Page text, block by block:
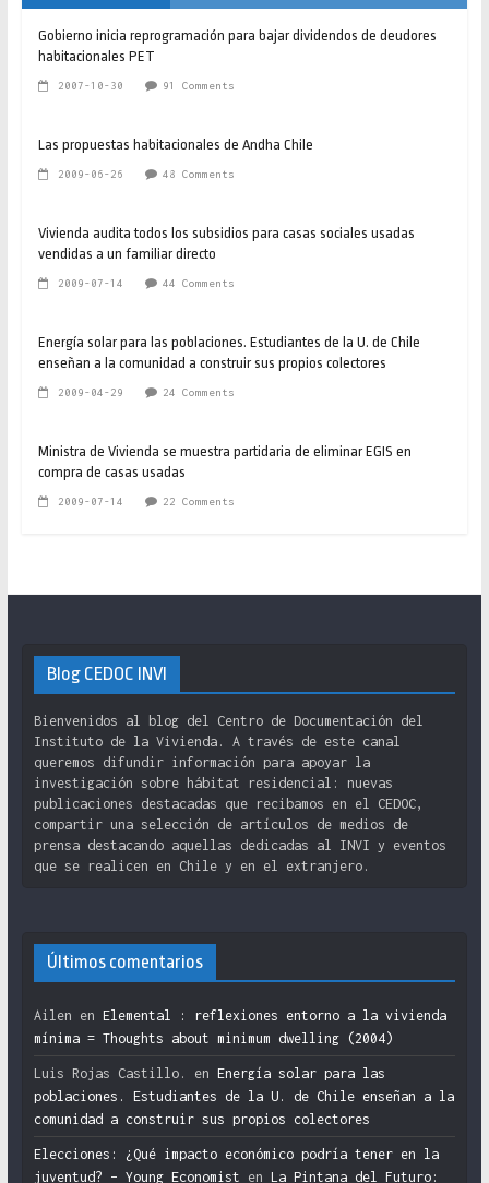
Gobierno inicia reprogramación para bajar dividendos de deudores
habitacionales PET
2007-10-30 91 Comments
Las propuestas habitacionales de Andha Chile
2009-06-26 48 Comments
Vivienda audita todos los subsidios para casas sociales usadas
vendidas a un familiar directo
2009-07-14 44 Comments
Energía solar para las poblaciones. Estudiantes de la U. de Chile
enseñan a la comunidad a construir sus propios colectores
2009-04-29 24 Comments
Ministra de Vivienda se muestra partidaria de eliminar EGIS en
compra de casas usadas
2009-07-14 22 Comments
Blog CEDOC INVI
Bienvenidos al blog del Centro de Documentación del
Instituto de la Vivienda. A través de este canal
queremos difundir información para apoyar la
investigación sobre hábitat residencial: nuevas
publicaciones destacadas que recibamos en el CEDOC,
compartir una selección de artículos de medios de
prensa destacando aquellas dedicadas al INVI y eventos
que se realicen en Chile y en el extranjero.
Últimos comentarios
Ailen en Elemental : reflexiones entorno a la vivienda
mínima = Thoughts about minimum dwelling (2004)
Luis Rojas Castillo. en Energía solar para las
poblaciones. Estudiantes de la U. de Chile enseñan a la
comunidad a construir sus propios colectores
Elecciones: ¿Qué impacto económico podría tener en la
juventud? – Young Economist en La Pintana del Futuro: